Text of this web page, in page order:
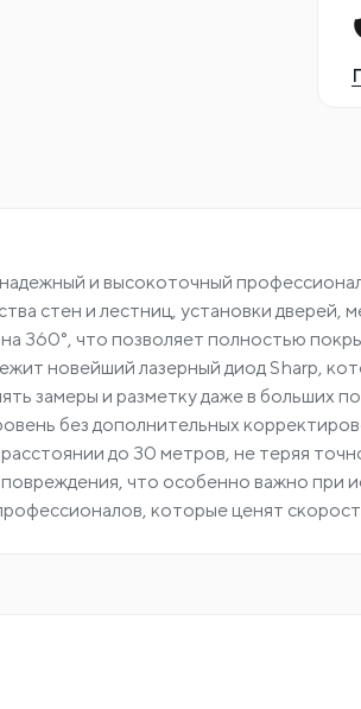
и высокоточный
стен и лестниц, установки
360°, что позволяет полностью
новейший лазерный диод Sharp,
замеры и разметку даже в больших
без дополнительных
до 30 метров, не теряя
что особенно важно
которые ценят